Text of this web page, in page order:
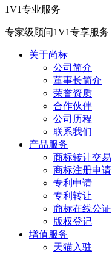
1V1专业服务
专家级顾问1V1专享服务
关于尚标
公司简介
董事长简介
荣誉资质
合作伙伴
公司历程
联系我们
产品服务
商标转让交易
商标注册申请
专利申请
专利转让
商标在线公证
版权登记
增值服务
天猫入驻